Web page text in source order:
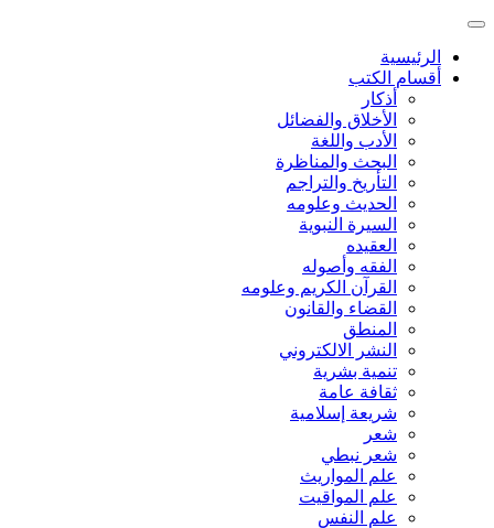
الرئيسية
أقسام الكتب
أذكار
الأخلاق والفضائل
الأدب واللغة
البحث والمناظرة
التأريخ والتراجم
الحديث وعلومه
السيرة النبوية
العقيده
الفقه وأصوله
القرآن الكريم وعلومه
القضاء والقانون
المنطق
النشر الالكتروني
تنمية بشرية
ثقافة عامة
شريعة إسلامية
شعر
شعر نبطي
علم المواريث
علم المواقيت
علم النفس